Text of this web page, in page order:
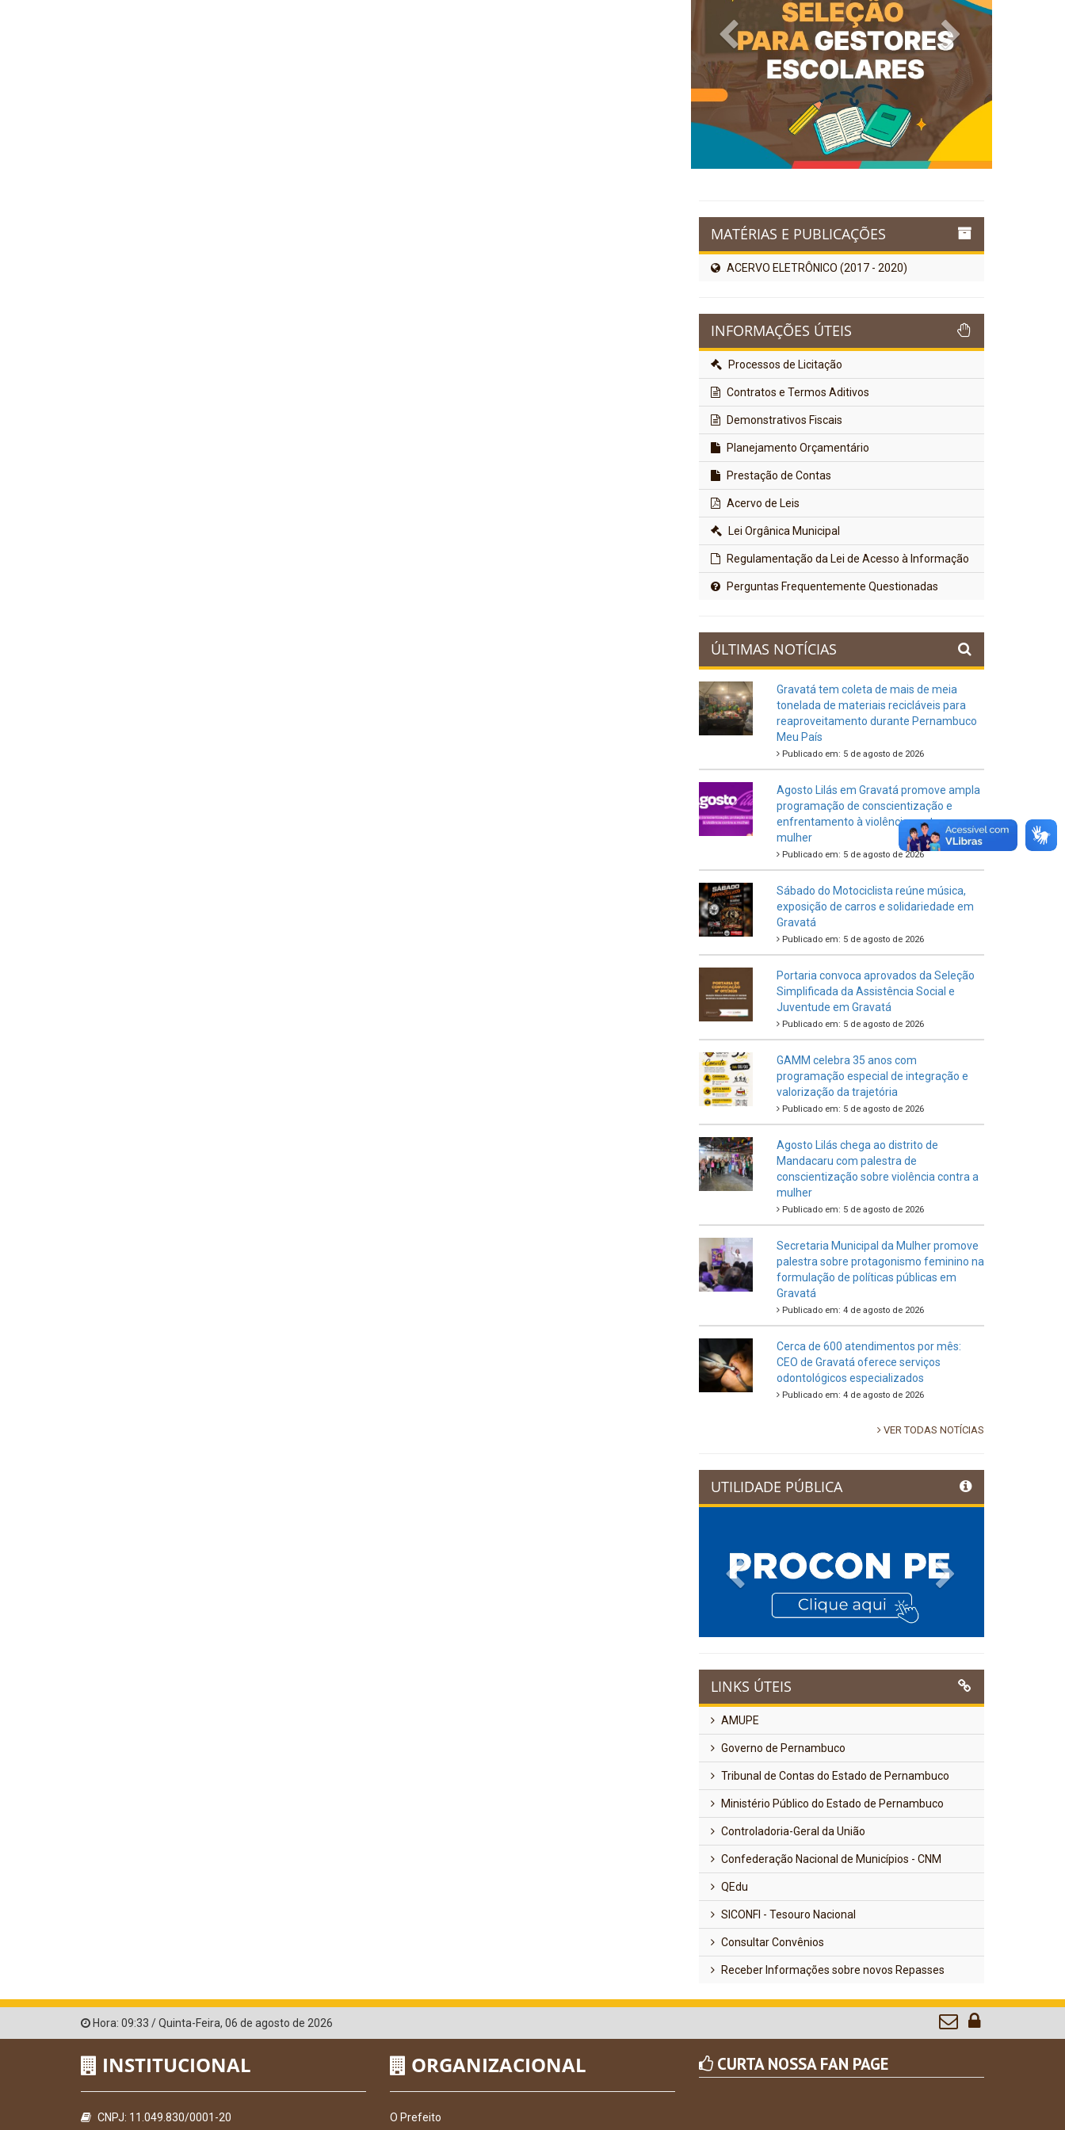
Previous Next
MATÉRIAS E PUBLICAÇÕES
ACERVO ELETRÔNICO (2017 - 2020)
INFORMAÇÕES ÚTEIS
Processos de Licitação
Contratos e Termos Aditivos
Demonstrativos Fiscais
Planejamento Orçamentário
Prestação de Contas
Acervo de Leis
Lei Orgânica Municipal
Regulamentação da Lei de Acesso à Informação
Perguntas Frequentemente Questionadas
ÚLTIMAS NOTÍCIAS
Gravatá tem coleta de mais de meia
tonelada de materiais recicláveis para
reaproveitamento durante Pernambuco
Meu País
Publicado em: 5 de agosto de 2026
Agosto Lilás em Gravatá promove ampla
programação de conscientização e
enfrentamento à violência contra a
mulher
Publicado em: 5 de agosto de 2026
Sábado do Motociclista reúne música,
exposição de carros e solidariedade em
Gravatá
Publicado em: 5 de agosto de 2026
Portaria convoca aprovados da Seleção
Simplificada da Assistência Social e
Juventude em Gravatá
Publicado em: 5 de agosto de 2026
GAMM celebra 35 anos com
programação especial de integração e
valorização da trajetória
Publicado em: 5 de agosto de 2026
Agosto Lilás chega ao distrito de
Mandacaru com palestra de
conscientização sobre violência contra a
mulher
Publicado em: 5 de agosto de 2026
Secretaria Municipal da Mulher promove
palestra sobre protagonismo feminino na
formulação de políticas públicas em
Gravatá
Publicado em: 4 de agosto de 2026
Cerca de 600 atendimentos por mês:
CEO de Gravatá oferece serviços
odontológicos especializados
Publicado em: 4 de agosto de 2026
VER TODAS NOTÍCIAS
UTILIDADE PÚBLICA
Previous
LINKS ÚTEIS
AMUPE
Governo de Pernambuco
Tribunal de Contas do Estado de Pernambuco
Ministério Público do Estado de Pernambuco
Controladoria-Geral da União
Confederação Nacional de Municípios - CNM
QEdu
SICONFI - Tesouro Nacional
Consultar Convênios
Receber Informações sobre novos Repasses
Hora: 09:33 /Quinta-Feira, 06 de agosto de 2026
INSTITUCIONAL
CNPJ: 11.049.830/0001-20
ORGANIZACIONAL
O Prefeito
CURTA NOSSA FAN PAGE